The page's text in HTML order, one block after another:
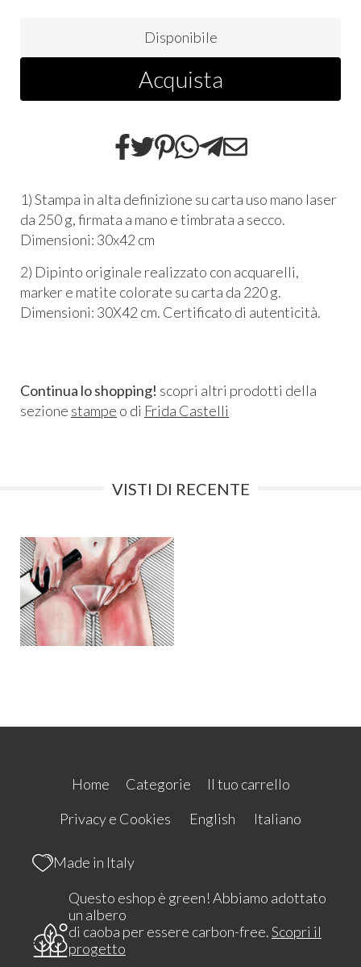
Disponibile
Acquista
1) Stampa in alta definizione su carta uso mano laser
da 250 g, firmata a mano e timbrata a secco.
Dimensioni: 30x42 cm
2) Dipinto originale realizzato con acquarelli,
marker e matite colorate su carta da 220 g.
Dimensioni: 30X42 cm. Certificato di autenticità.
Continua lo shopping! scopri altri prodotti della
sezione stampe o di Frida Castelli
VISTI DI RECENTE
Home Categorie
Il tuo carrello
Privacy e Cookies
English Italiano
Made in Italy
Questo eshop è green! Abbiamo adottato
un albero
di caoba per essere carbon-free.Scopri il
progetto